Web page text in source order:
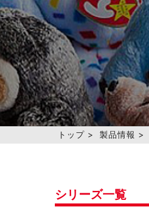
トップ > 製品情報 >
シリーズ一覧